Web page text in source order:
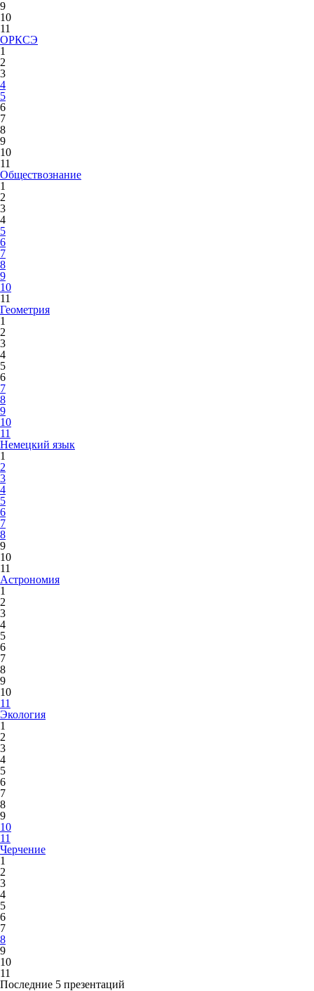
9
10
11
ОРКСЭ
1
2
3
4
5
6
7
8
9
10
11
Обществознание
1
2
3
4
5
6
7
8
9
10
11
Геометрия
1
2
3
4
5
6
7
8
9
10
11
Немецкий язык
1
2
3
4
5
6
7
8
9
10
11
Астрономия
1
2
3
4
5
6
7
8
9
10
11
Экология
1
2
3
4
5
6
7
8
9
10
11
Черчение
1
2
3
4
5
6
7
8
9
10
11
Последние 5 презентаций